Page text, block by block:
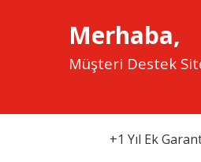
Merhaba,
Müşteri Destek
+1 Yıl Ek